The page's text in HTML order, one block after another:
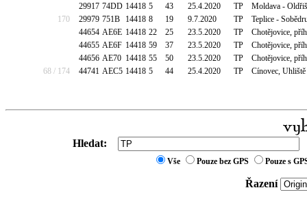
29917 74DD 14418 5 43 25.4.2020 TP
Moldava -
170
29979 751B 14418 8 19 9.7.2020 TP
Teplice -
44654 AE6E 14418 22 25 23.5.2020 TP
Chotějovice,
44655 AE6F 14418 59 37 23.5.2020 TP
Chotějovice,
44656 AE70 14418 55 50 23.5.2020 TP
Chotějovice,
68 / 174
44741 AEC5 14418 5 44 25.4.2020 TP Cínovec,
Hledat:
Vše Pouze bez GPS Pouze s
Řazení